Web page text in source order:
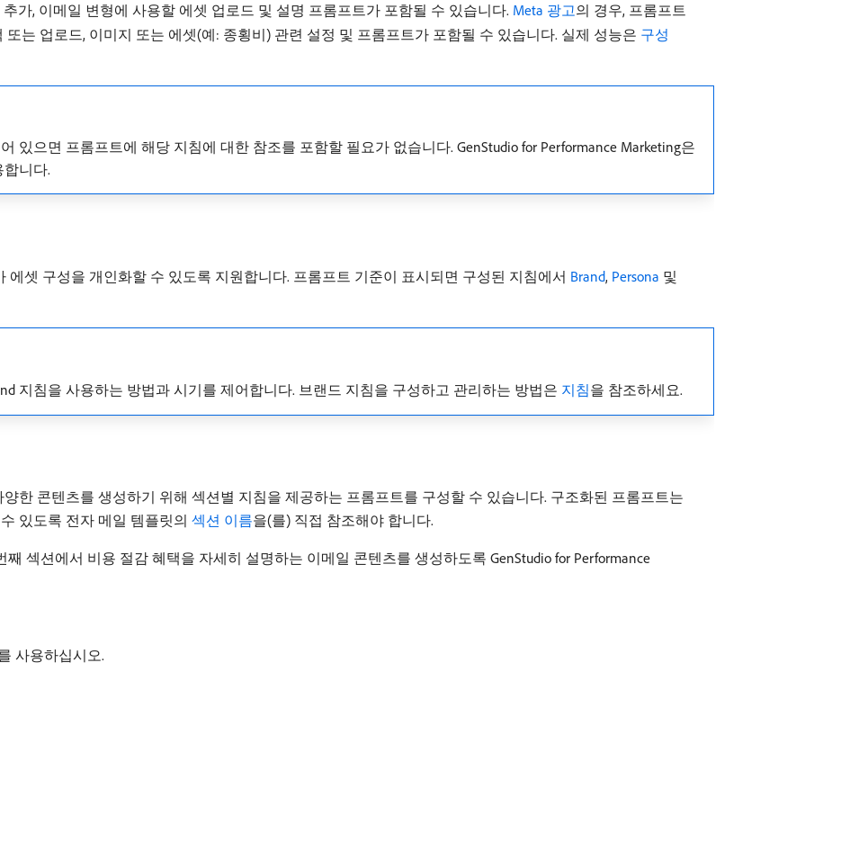
추가, 이메일 변형에 사용할 에셋 업로드 및 설명 프롬프트가 포함될 수 있습니다. Meta 광고의 경우, 프롬프트
는 업로드, 이미지 또는 에셋(예: 종횡비) 관련 설정 및 프롬프트가 포함될 수 있습니다. 실제 성능은 구성
있으면 프롬프트에 해당 지침에 대한 참조를 포함할 필요가 없습니다. GenStudio for Performance Marketing은
니다.
에셋 구성을 개인화할 수 있도록 지원합니다. 프롬프트 기준이 표시되면 구성된 지침에서 Brand, Persona 및
지침을 사용하는 방법과 시기를 제어합니다. 브랜드 지침을 구성하고 관리하는 방법은 지침을 참조하세요.
한 콘텐츠를 생성하기 위해 섹션별 지침을 제공하는 프롬프트를 구성할 수 있습니다. 구조화된 프롬프트는
있도록 전자 메일 템플릿의 섹션 이름을(를) 직접 참조해야 합니다.
섹션에서 비용 절감 혜택을 자세히 설명하는 이메일 콘텐츠를 생성하도록 GenStudio for Performance
사용하십시오.